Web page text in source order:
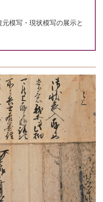
模写・現状模写の展示と